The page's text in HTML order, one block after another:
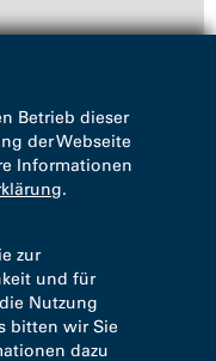
Betrieb dieser
der Webseite
Informationen
.
zur
und für
Nutzung
bitten wir Sie
dazu